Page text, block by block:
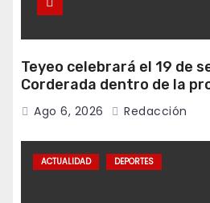
Teyeo celebrará el 19 de
Corderada dentro de la
fiestas
Ago 6, 2026 Redacción
ACTUALIDAD DEPORTES